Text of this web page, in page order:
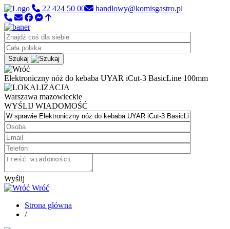
22 424 50 00 handlowy@komisgastro.pl
Szukaj
Elektroniczny nóż do kebaba UYAR iCut-3 BasicLine 100mm
Warszawa mazowieckie
WYŚLIJ WIADOMOŚĆ
Wyślij
Wróć
Strona główna
/